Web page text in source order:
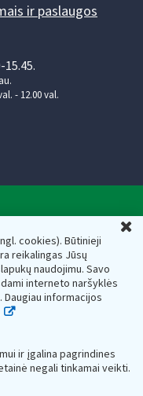
cookies). Būtinieji
reikalingas Jūsų
naudojimu. Savo
interneto naršyklės
informacijos
ir įgalina pagrindines
negali tinkamai veikti.
ir paslaugos
15.45.
- 12.00 val.
188659752,
Lietuva, el.paštas:
prie Lietuvos
Juridinių